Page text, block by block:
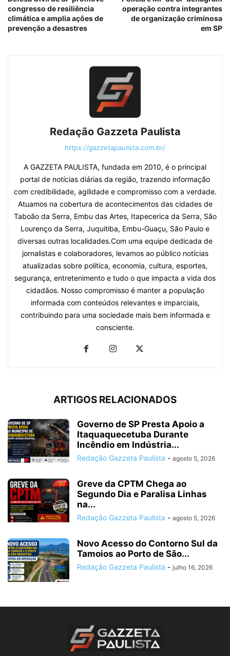
congresso de resiliência
climática e amplia ações de
prevenção a desastres
operação contra integrantes
de organização criminosa
em SP
Redação Gazzeta Paulista
https://gazzetapaulista.com.br/
A GAZZETA PAULISTA, fundada em 2010, é o principal
portal de notícias diárias da região, trazendo informação
com credibilidade, agilidade e compromisso com a verdade.
Atuamos na cobertura de acontecimentos das cidades de
Taboão da Serra, Embu das Artes, Itapecerica da Serra, São
Lourenço da Serra, Juquitiba, Embu-Guaçu, São Paulo e
diversas outras localidades.Com uma equipe dedicada de
jornalistas e colaboradores, levamos ao público notícias
atualizadas sobre política, economia, cultura, esportes,
segurança, entretenimento e tudo o que impacta a vida dos
cidadãos. Nosso compromisso é manter a população
informada com conteúdos relevantes e imparciais,
contribuindo para uma sociedade mais bem informada e
consciente.
ARTIGOS RELACIONADOS
Governo de SP Presta Apoio a
Itaquaquecetuba Durante
Incêndio em Indústria...
Redação Gazzeta Paulista - agosto 5, 2026
Greve da CPTM Chega ao
Segundo Dia e Paralisa Linhas
na...
Redação Gazzeta Paulista - agosto 5, 2026
Novo Acesso do Contorno Sul da
Tamoios ao Porto de São...
Redação Gazzeta Paulista - julho 16, 2026